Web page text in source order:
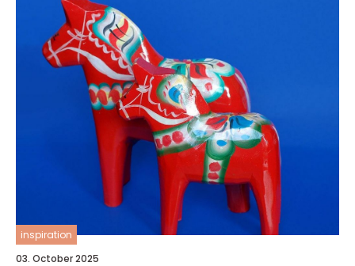
inspiration
03. October 2025